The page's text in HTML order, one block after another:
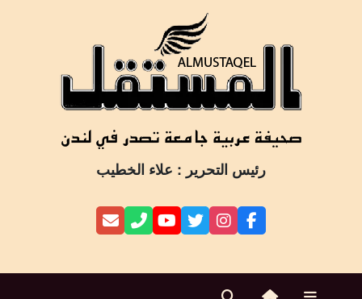
رئيس التحرير : علاء الخطيب